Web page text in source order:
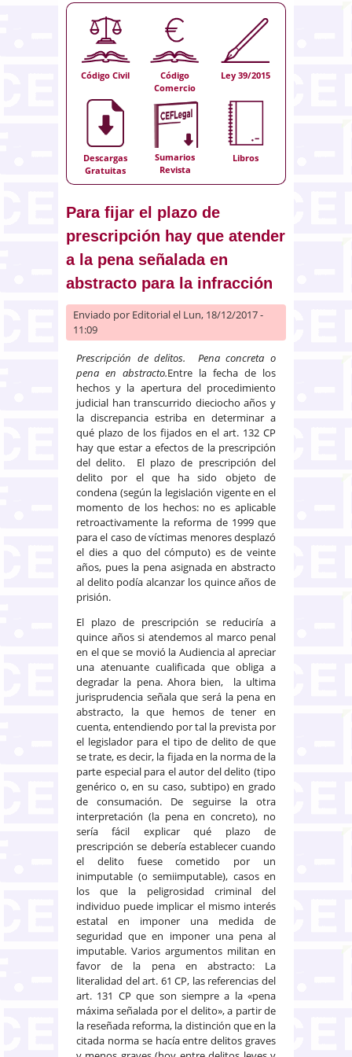
Código Civil
Código
Comercio
Ley 39/2015
Descargas
Gratuitas
Sumarios
Revista
Libros
Para fijar el plazo de
prescripción hay que atender
a la pena señalada en
abstracto para la infracción
Enviado por Editorialel Lun, 18/12/2017 -
11:09
Prescripción de delitos. Pena concreta o
pena en abstracto.Entre la fecha de los
hechos y la apertura del procedimiento
judicial han transcurrido dieciocho años y
la discrepancia estriba en determinar a
qué plazo de los fijados en el art. 132 CP
hay que estar a efectos de la prescripción
del delito. El plazo de prescripción del
delito por el que ha sido objeto de
condena (según la legislación vigente en el
momento de los hechos: no es aplicable
retroactivamente la reforma de 1999 que
para el caso de víctimas menores desplazó
el dies a quo del cómputo) es de veinte
años, pues la pena asignada en abstracto
al delito podía alcanzar los quince años de
prisión.
El plazo de prescripción se reduciría a
quince años si atendemos al marco penal
en el que se movió la Audiencia al apreciar
una atenuante cualificada que obliga a
degradar la pena. Ahora bien, la ultima
jurisprudencia señala que será la pena en
abstracto, la que hemos de tener en
cuenta, entendiendo por tal la prevista por
el legislador para el tipo de delito de que
se trate, es decir, la fijada en la norma de la
parte especial para el autor del delito (tipo
genérico o, en su caso, subtipo) en grado
de consumación. De seguirse la otra
interpretación (la pena en concreto), no
sería fácil explicar qué plazo de
prescripción se debería establecer cuando
el delito fuese cometido por un
inimputable (o semiimputable), casos en
los que la peligrosidad criminal del
individuo puede implicar el mismo interés
estatal en imponer una medida de
seguridad que en imponer una pena al
imputable. Varios argumentos militan en
favor de la pena en abstracto: La
literalidad del art. 61 CP, las referencias del
art. 131 CP que son siempre a la «pena
máxima señalada por el delito», a partir de
la reseñada reforma, la distinción que en la
citada norma se hacía entre delitos graves